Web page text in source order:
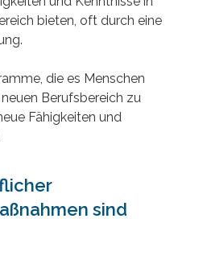
bieten, oft durch eine
die es Menschen
Berufsbereich zu
Fähigkeiten und
sind